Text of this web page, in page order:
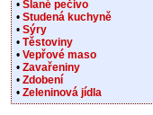
• Slané pečivo
• Studená kuchyně
• Sýry
• Těstoviny
• Vepřové maso
• Zavařeniny
• Zdobení
• Zeleninová jídla